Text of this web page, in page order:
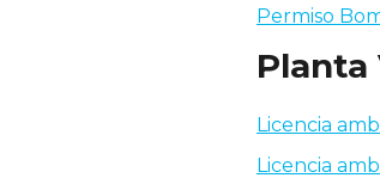
Permiso
Planta
Licencia
Licencia